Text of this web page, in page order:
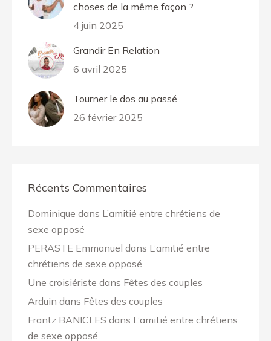
choses de la même façon ?
4 juin 2025
Grandir En Relation
6 avril 2025
Tourner le dos au passé
26 février 2025
Récents Commentaires
Dominique dans L’amitié entre chrétiens de
sexe opposé
PERASTE Emmanuel dans L’amitié entre
chrétiens de sexe opposé
Une croisiériste dans Fêtes des couples
Arduin dans Fêtes des couples
Frantz BANICLES dans L’amitié entre chrétiens
de sexe opposé